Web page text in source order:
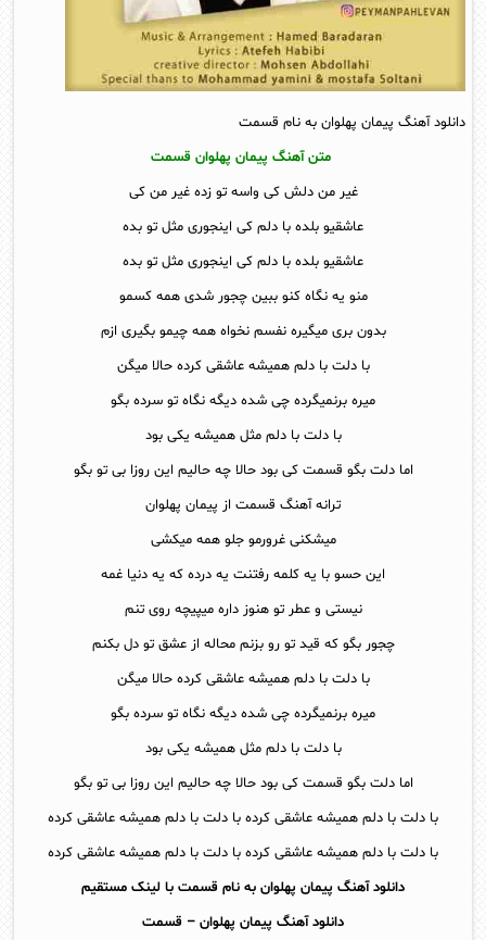
دانلود آهنگ پیمان پهلوان به نام قسمت
متن آهنگ پیمان پهلوان قسمت
غیر من دلش کی واسه تو زده غیر من کی
عاشقیو بلده با دلم کی اینجوری مثل تو بده
عاشقیو بلده با دلم کی اینجوری مثل تو بده
منو یه نگاه کنو ببین چجور شدی همه کسمو
بدون بری میگیره نفسم نخواه همه چیمو بگیری ازم
با دلت با دلم همیشه عاشقی کرده حالا میگن
میره برنمیگرده چی شده دیگه نگاه تو سرده بگو
با دلت با دلم مثل همیشه یکی بود
اما دلت بگو قسمت کی بود حالا چه حالیم این روزا بی تو بگو
ترانه آهنگ قسمت از پیمان پهلوان
میشکنی غرورمو جلو همه میکشی
این حسو با یه کلمه رفتنت یه درده که یه دنیا غمه
نیستی و عطر تو هنوز داره میپیچه روی تنم
چجور بگو که قید تو رو بزنم محاله از عشق تو دل بکنم
با دلت با دلم همیشه عاشقی کرده حالا میگن
میره برنمیگرده چی شده دیگه نگاه تو سرده بگو
با دلت با دلم مثل همیشه یکی بود
اما دلت بگو قسمت کی بود حالا چه حالیم این روزا بی تو بگو
با دلت با دلم همیشه عاشقی کرده با دلت با دلم همیشه عاشقی کرده
با دلت با دلم همیشه عاشقی کرده با دلت با دلم همیشه عاشقی کرده
دانلود آهنگ پیمان پهلوان به نام قسمت با لینک مستقیم
دانلود آهنگ پیمان پهلوان – قسمت